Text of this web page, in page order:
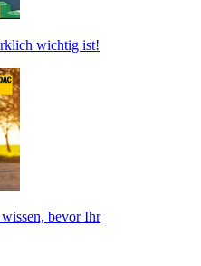
wichtig ist!
bevor Ihr